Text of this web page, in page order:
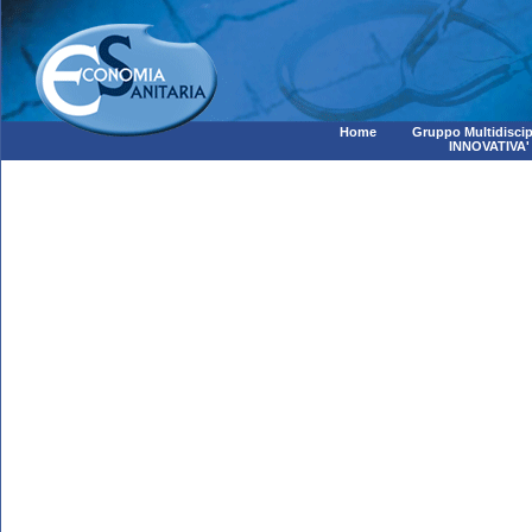
Home
Gruppo
INNOVATIVA'